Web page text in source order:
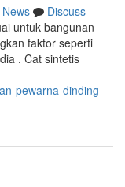
News
Discuss
untuk bangunan
faktor seperti
. Cat sintetis
pewarna-dinding-